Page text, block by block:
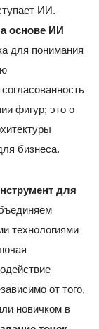
ИИ.
основе ИИ
для понимания
фигур; это о
бизнеса.
для
технологиями
от того,
новичком в